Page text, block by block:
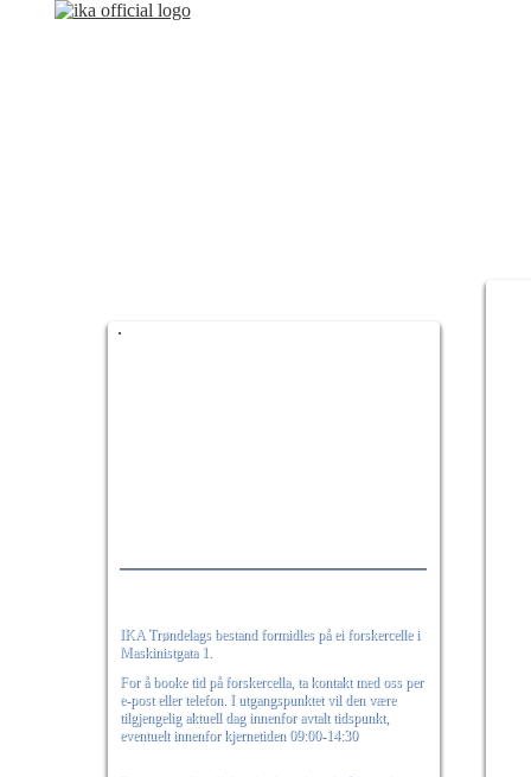
LESESAL
IKA Trøndelags bestand formidles på ei forskercelle i
Maskinistgata 1.
For å booke tid på forskercella, ta kontakt med oss per
e-post eller telefon. I utgangspunktet vil den være
tilgjengelig aktuell dag innenfor avtalt tidspunkt,
eventuelt innenfor kjernetiden 09:00-14:30